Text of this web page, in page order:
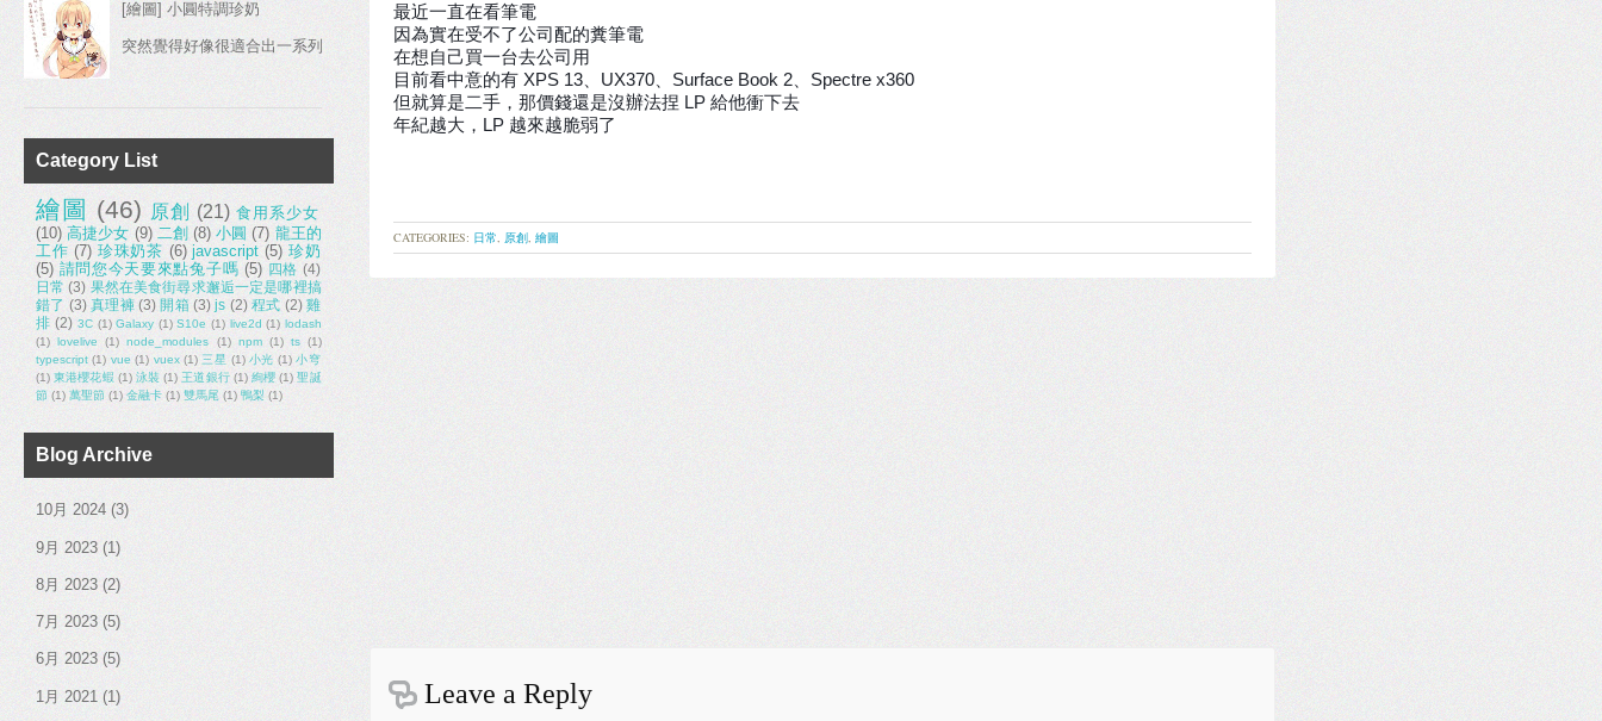
[繪圖] 小圓特調珍奶
突然覺得好像很適合出一系列，各種食物主題的內紋 嗯？不知道我在講啥嗎？ 真羨慕…千萬不要變成像我這樣的大人… 差分在哪裡，絕對難不倒你！ 遊戲即將在 steam 上架，歡迎大家加願望清單 https://
Category List
繪圖 (46) 原創 (21) 食用系少女
(10) 高捷少女 (9) 二創 (8) 小圓 (7) 龍王的
工作 (7) 珍珠奶茶 (6) javascript (5) 珍奶
(5) 請問您今天要來點兔子嗎 (5) 四格 (4)
日常 (3) 果然在美食街尋求邂逅一定是哪裡搞
錯了 (3) 真理褲 (3) 開箱 (3) js (2) 程式 (2) 雞
排 (2) 3C (1) Galaxy (1) S10e (1) live2d (1) lodash
(1) lovelive (1) node_modules (1) npm (1) ts (1)
typescript (1) vue (1) vuex (1) 三星 (1) 小光 (1) 小穹
(1) 東港櫻花蝦 (1) 泳裝 (1) 王道銀行 (1) 絢櫻 (1) 聖誕
節 (1) 萬聖節 (1) 金融卡 (1) 雙馬尾 (1) 鴨梨 (1)
Blog Archive
10月 2024 (3)
9月 2023 (1)
8月 2023 (2)
7月 2023 (5)
6月 2023 (5)
1月 2021 (1)
最近一直在看筆電
因為實在受不了公司配的糞筆電
在想自己買一台去公司用
目前看中意的有 XPS 13、UX370、Surface Book 2
Spectre x360
但就算是二手，那價錢還是沒辦法捏 LP 給他衝下去
年紀越大，LP 越來越脆弱了
CATEGORIES: 日常, 原創, 繪圖
Leave a Reply